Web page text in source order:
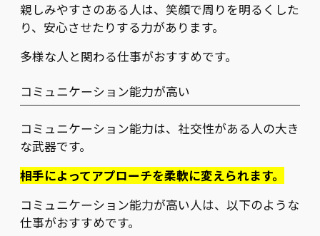
親しみやすさのある人は、笑顔で周りを明るくした
り、安心させたりする力があります。
多様な人と関わる仕事がおすすめです。
コミュニケーション能力が高い
コミュニケーション能力は、社交性がある人の大き
な武器です。
相手によってアプローチを柔軟に変えられます。
コミュニケーション能力が高い人は、以下のような
仕事がおすすめです。